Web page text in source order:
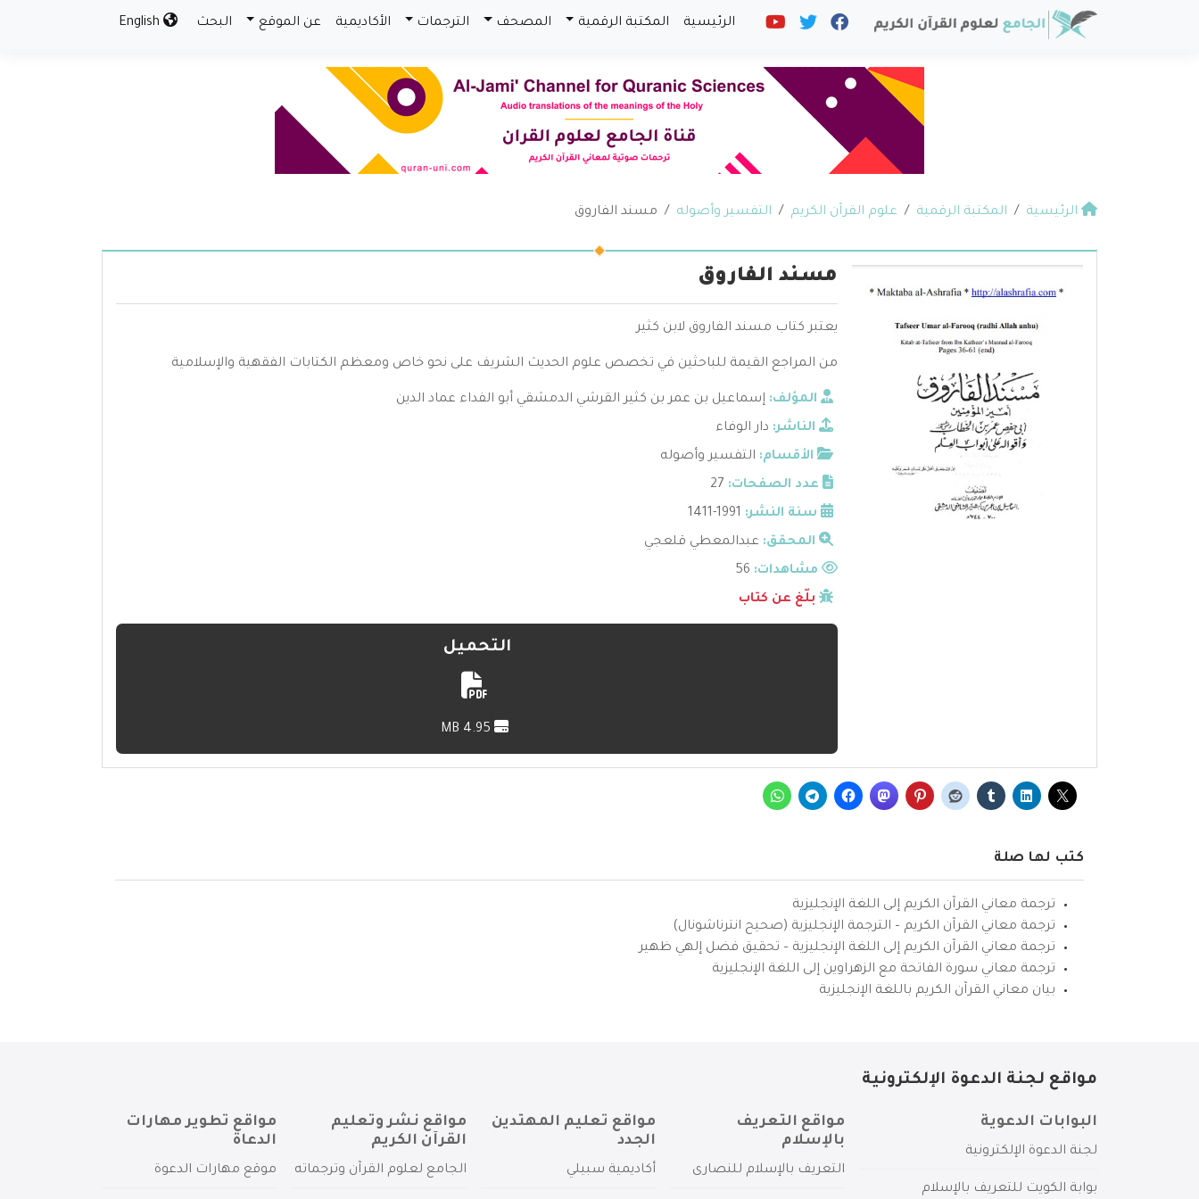
الرئيسية المكتبة الرقمية المصحف الترجمات الأكاديمية عن الموقع البحث
الرئيسية المكتبة الرقمية علوم القرآن الكريم التفسير وأصوله مسند الفاروق
مسند الفاروق
يعتبر كتاب مسند الفاروق لابن كثير
من المراجع القيمة للباحثين في تخصص علوم الحديث الشريف على نحو خاص ومعظم الكتابات الفقهية والإسلامية
المؤلف: إسماعيل بن عمر بن كثير القرشي الدمشقي أبو الفداء عماد الدين
الناشر: دار الوفاء
الأقسام: التفسير وأصوله
عدد الصفحات: 27
سنة النشر: 1991-1411
المحقق: عبدالمعطي قلعجي
مشاهدات:
بلّغ عن كتاب
التحميل
كتب لها صلة
ترجمة معاني القرآن الكريم إلى اللغة الإنجليزية
ترجمة معاني القرآن الكريم – الترجمة الإنجليزية (صحيح انترناشونال)
ترجمة معاني القرآن الكريم إلى اللغة الإنجليزية – تحقيق فضل إلهي ظهير
ترجمة معاني سورة الفاتحة مع الزهراوين إلى اللغة الإنجليزية
بيان معاني القرآن الكريم باللغة الإنجليزية
مواقع لجنة الدعوة الإلكترونية
البوابات الدعوية
لجنة الدعوة الإلكترونية
بوابة الكويت للتعريف بالإسلام
مواقع التعريف
بالإسلام
التعريف بالإسلام للنصارى
مواقع تعليم المهتدين
الجدد
أكاديمية سبيلي
مواقع نشر وتعليم
القرآن الكريم
الجامع لعلوم القرآن وترجماته
مواقع تطوير مهارات
الدعاة
موقع مهارات الدعوة